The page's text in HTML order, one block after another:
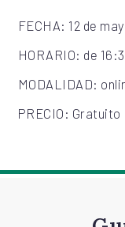
FECHA: 12 de
HORARIO: de
MODALIDAD:
PRECIO: Gratuito